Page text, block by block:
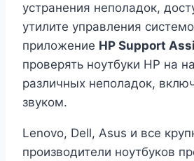
устранения неполадок,
утилите управления
приложение HP Support
проверять ноутбуки HP на
различных неполадок,
звуком.
Lenovo, Dell, Asus и все
производители ноутбуков